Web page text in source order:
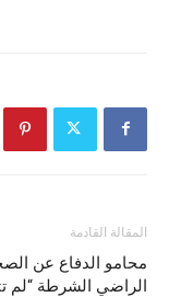
المقالة القادمة
محامو الدفاع عن
الراضي الشرطة “لم